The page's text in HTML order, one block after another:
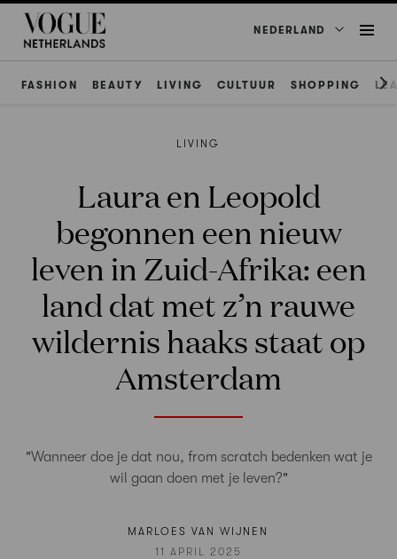
NEDERLAND
FASHION BEAUTY LIVING CULTUUR SHOPPING
LIVING
Laura en Leopold
begonnen een nieuw
leven in Zuid-Afrika: een
land dat met z’n rauwe
wildernis haaks staat op
Amsterdam
"Wanneer doe je dat nou, from scratch bedenken wat je
wil gaan doen met je leven?"
MARLOES VAN WIJNEN
11 APRIL 2025